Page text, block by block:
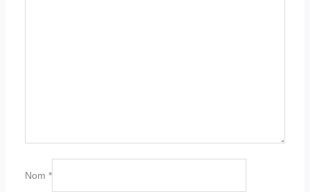
Nom *